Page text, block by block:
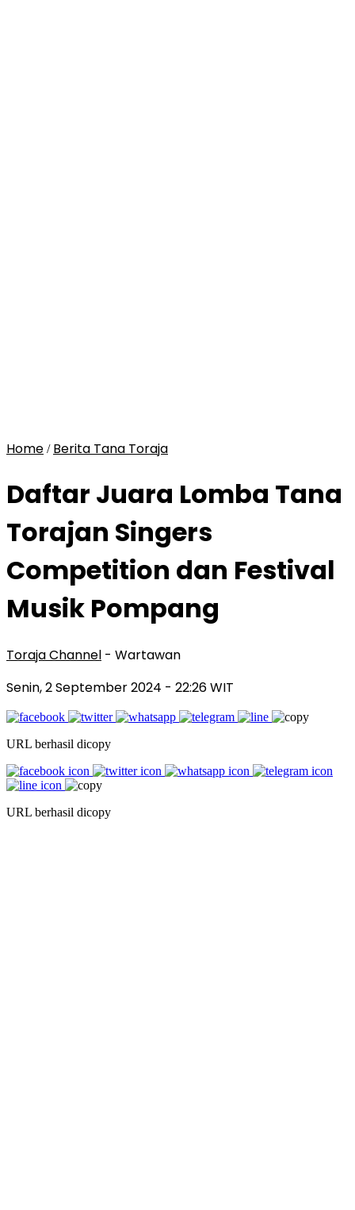
Home / Berita Tana Toraja
Daftar Juara Lomba Tana
Torajan Singers
Competition dan Festival
Musik Pompang
Toraja Channel - Wartawan
Senin, 2 September 2024 - 22:26 WIT
URL berhasil dicopy
URL berhasil dicopy